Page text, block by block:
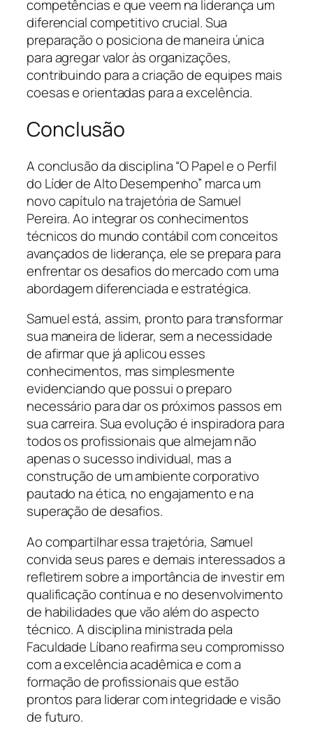
competências e que veem na liderança um
diferencial competitivo crucial. Sua
preparação o posiciona de maneira única
para agregar valor às organizações,
contribuindo para a criação de equipes mais
coesas e orientadas para a excelência.
Conclusão
A conclusão da disciplina “O Papel e o Perfil
do Líder de Alto Desempenho” marca um
novo capítulo na trajetória de Samuel
Pereira. Ao integrar os conhecimentos
técnicos do mundo contábil com conceitos
avançados de liderança, ele se prepara para
enfrentar os desafios do mercado com uma
abordagem diferenciada e estratégica.
Samuel está, assim, pronto para transformar
sua maneira de liderar, sem a necessidade
de afirmar que já aplicou esses
conhecimentos, mas simplesmente
evidenciando que possui o preparo
necessário para dar os próximos passos em
sua carreira. Sua evolução é inspiradora para
todos os profissionais que almejam não
apenas o sucesso individual, mas a
construção de um ambiente corporativo
pautado na ética, no engajamento e na
superação de desafios.
Ao compartilhar essa trajetória, Samuel
convida seus pares e demais interessados a
refletirem sobre a importância de investir em
qualificação contínua e no desenvolvimento
de habilidades que vão além do aspecto
técnico. A disciplina ministrada pela
Faculdade Líbano reafirma seu compromisso
com a excelência acadêmica e com a
formação de profissionais que estão
prontos para liderar com integridade e visão
de futuro.